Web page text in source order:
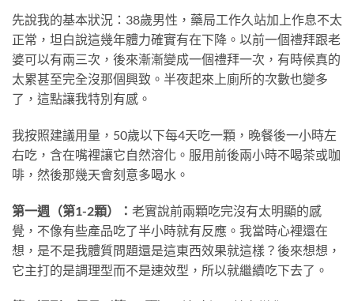
先說我的基本狀況：38歲男性，藥局工作久站加上作息不太
正常，坦白說這幾年體力確實有在下降。以前一個禮拜跟老
婆可以有兩三次，後來漸漸變成一個禮拜一次，有時候真的
太累甚至完全沒那個興致。半夜起來上廁所的次數也變多
了，這點讓我特別有感。
我按照建議用量，50歲以下每4天吃一顆，晚餐後一小時左
右吃，含在嘴裡讓它自然溶化。服用前後兩小時不喝茶或咖
啡，然後那幾天會刻意多喝水。
第一週（第1-2顆）： 老實說前兩顆吃完沒有太明顯的感
覺，不像有些產品吃了半小時就有反應。我當時心裡還在
想，是不是我體質問題還是這東西效果就這樣？後來想想，
它主打的是調理型而不是速效型，所以就繼續吃下去了。